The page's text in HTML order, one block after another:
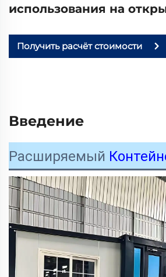
использования на
Получить расчёт стоимости
Введение
Расширяемый